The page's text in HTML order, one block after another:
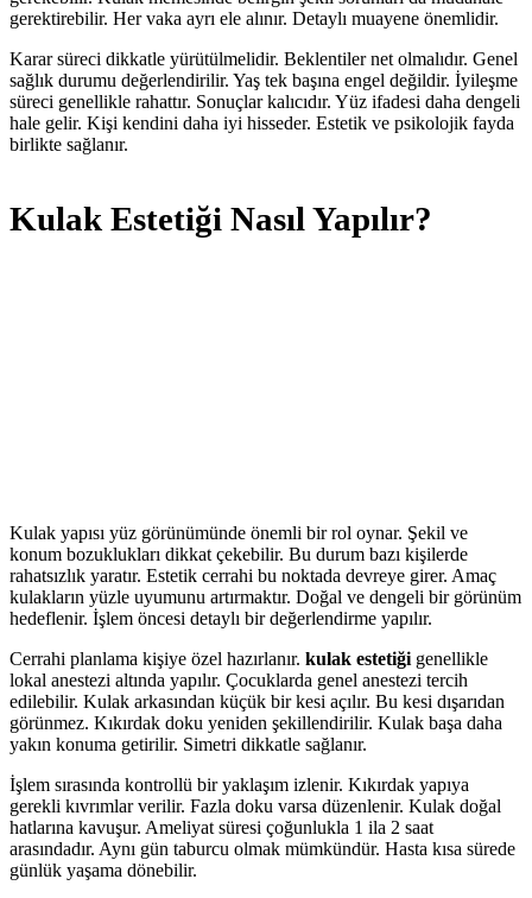
gerektirebilir. Her vaka ayrı ele alınır. Detaylı muayene önemlidir.
Karar süreci dikkatle yürütülmelidir. Beklentiler net olmalıdır. Genel
sağlık durumu değerlendirilir. Yaş tek başına engel değildir. İyileşme
süreci genellikle rahattır. Sonuçlar kalıcıdır. Yüz ifadesi daha dengeli
hale gelir. Kişi kendini daha iyi hisseder. Estetik ve psikolojik fayda
birlikte sağlanır.
Kulak Estetiği Nasıl Yapılır?
Kulak yapısı yüz görünümünde önemli bir rol oynar. Şekil ve
konum bozuklukları dikkat çekebilir. Bu durum bazı kişilerde
rahatsızlık yaratır. Estetik cerrahi bu noktada devreye girer. Amaç
kulakların yüzle uyumunu artırmaktır. Doğal ve dengeli bir görünüm
hedeflenir. İşlem öncesi detaylı bir değerlendirme yapılır.
Cerrahi planlama kişiye özel hazırlanır. kulak estetiği genellikle
lokal anestezi altında yapılır. Çocuklarda genel anestezi tercih
edilebilir. Kulak arkasından küçük bir kesi açılır. Bu kesi dışarıdan
görünmez. Kıkırdak doku yeniden şekillendirilir. Kulak başa daha
yakın konuma getirilir. Simetri dikkatle sağlanır.
İşlem sırasında kontrollü bir yaklaşım izlenir. Kıkırdak yapıya
gerekli kıvrımlar verilir. Fazla doku varsa düzenlenir. Kulak doğal
hatlarına kavuşur. Ameliyat süresi çoğunlukla 1 ila 2 saat
arasındadır. Aynı gün taburcu olmak mümkündür. Hasta kısa sürede
günlük yaşama dönebilir.